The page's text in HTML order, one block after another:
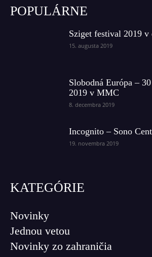
POPULÁRNE
Sziget festival 2019 v
15. augusta 2019
Slobodná Európa –
2019 v MMC
8. decembra 2019
Incognito – Sono
19. novembra 2019
KATEGÓRIE
Novinky
Jednou vetou
Novinky zo zahraničia